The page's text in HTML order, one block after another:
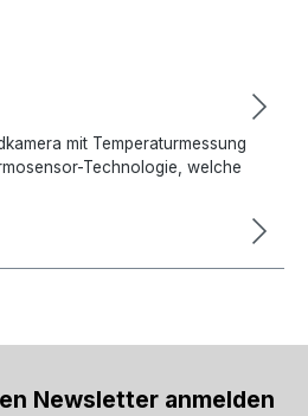
mit Temperaturmessung
Technologie, welche
Newsletter anmelden